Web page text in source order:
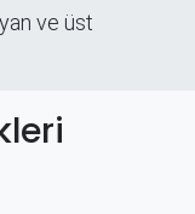
ve üst